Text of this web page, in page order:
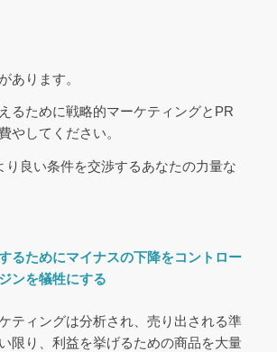
あります。
るために戦略的マーケティングとPR
やしてください。
り良い条件を交渉するあなたの力量な
るためにマイナスの下降をコントロー
ンを犠牲にする
ティングは分析され、売り出される準
限り、利益を挙げるための商品を大量